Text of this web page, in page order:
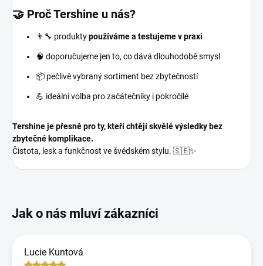
🤝 Proč Tershine u nás?
👨‍🔧 produktypoužíváme a testujeme v praxi
🧠 doporučujeme jen to, co dává dlouhodobě smysl
📦 pečlivě vybraný sortiment bez zbytečností
💪 ideální volba pro začátečníky i pokročilé
Tershine je přesně pro ty, kteří chtějí skvělé výsledky bez
zbytečné komplikace.
Čistota, lesk a funkčnost ve švédském stylu. 🇸🇪✨
Lucie Kuntová